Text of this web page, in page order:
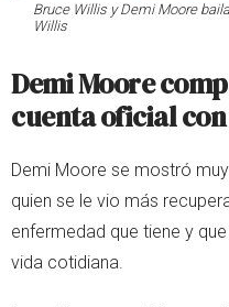
Bruce Willis y Demi Moore
Willis
Demi Moore
cuenta oficial
Demi Moore se mostró
quien se le vio más
enfermedad que tiene y
vida cotidiana.